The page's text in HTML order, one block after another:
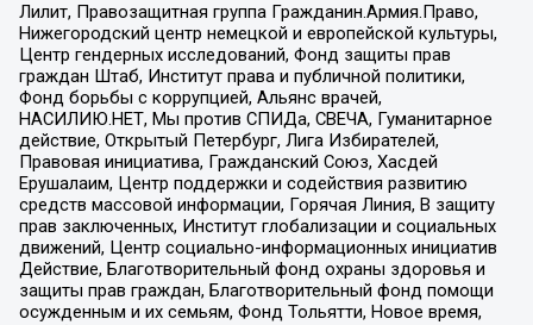
Лилит, Правозащитная группа Гражданин.Армия.Право,
Нижегородский центр немецкой и европейской культуры,
Центр гендерных исследований, Фонд защиты прав
граждан Штаб, Институт права и публичной политики,
Фонд борьбы с коррупцией, Альянс врачей,
НАСИЛИЮ.НЕТ, Мы против СПИДа, СВЕЧА, Гуманитарное
действие, Открытый Петербург, Лига Избирателей,
Правовая инициатива, Гражданский Союз, Хасдей
Ерушалаим, Центр поддержки и содействия развитию
средств массовой информации, Горячая Линия, В защиту
прав заключенных, Институт глобализации и социальных
движений, Центр социально-информационных инициатив
Действие, Благотворительный фонд охраны здоровья и
защиты прав граждан, Благотворительный фонд помощи
осужденным и их семьям, Фонд Тольятти, Новое время,